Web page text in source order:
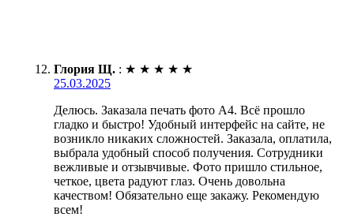
Глория Щ. : ★ ★ ★ ★ ★
25.03.2025
Делюсь. Заказала печать фото А4. Всё прошло
гладко и быстро! Удобный интерфейс на сайте, не
возникло никаких сложностей. Заказала, оплатила,
выбрала удобный способ получения. Сотрудники
вежливые и отзывчивые. Фото пришло стильное,
четкое, цвета радуют глаз. Очень довольна
качеством! Обязательно еще закажу. Рекомендую
всем!